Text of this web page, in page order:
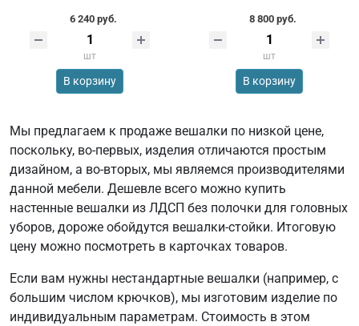
6 240 руб.
шт
В корзину
8 800 руб.
шт
В корзину
Мы предлагаем к продаже вешалки по низкой цене,
поскольку, во-первых, изделия отличаются простым
дизайном, а во-вторых, мы являемся производителями
данной мебели. Дешевле всего можно купить
настенные вешалки из ЛДСП без полочки для головных
уборов, дороже обойдутся вешалки-стойки. Итоговую
цену можно посмотреть в карточках товаров.
Если вам нужны нестандартные вешалки (например, с
большим числом крючков), мы изготовим изделие по
индивидуальным параметрам. Стоимость в этом